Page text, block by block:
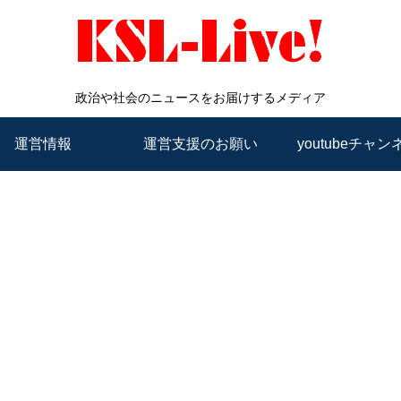
政治や社会のニュースをお届けするメディア
運営情報 運営支援のお願い youtubeチャン